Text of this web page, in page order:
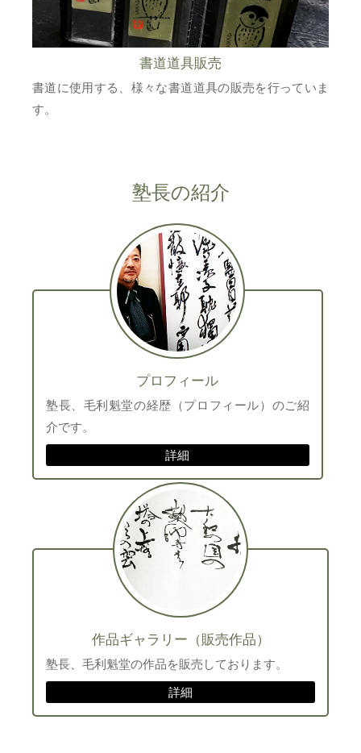
書道道具販売
書道に使用する、様々な書道道具の販売を行っていま
す。
塾長の紹介
プロフィール
塾長、毛利魁堂の経歴（プロフィール）のご紹
介です。
詳細
作品ギャラリー（販売作品）
塾長、毛利魁堂の作品を販売しております。
詳細